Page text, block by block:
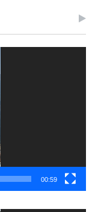
00:59